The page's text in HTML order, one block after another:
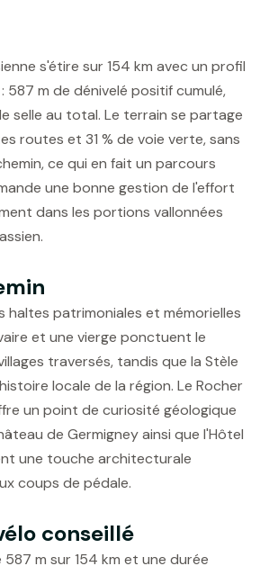
s'étire sur 154 km avec un profil
587 m de dénivelé positif cumulé,
selle au total. Le terrain se partage
routes et 31 % de voie verte, sans
ce qui en fait un parcours
une bonne gestion de l'effort
dans les portions vallonnées
haltes patrimoniales et mémorielles
et une vierge ponctuent le
traversés, tandis que la Stèle
locale de la région. Le Rocher
un point de curiosité géologique
de Germigney ainsi que l'Hôtel
une touche architecturale
coups de pédale.
conseillé
m sur 154 km et une durée